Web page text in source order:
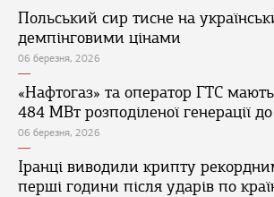
Польський сир тисне на
демпінговими цінами
06 березня, 2026
«Нафтогаз» та оператор ГТС
484 МВт розподіленої генерації
06 березня, 2026
Іранці виводили крипту
перші години після ударів по